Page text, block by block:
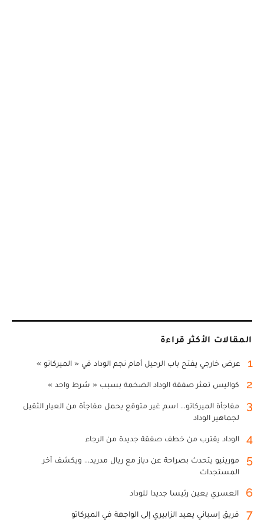
المقالات الأكثر قراءة
1 عرض خارجي يفتح باب الرحيل أمام نجم الوداد في « الميركاتو »
2 كواليس تعثر صفقة الوداد الضخمة بسبب « شرط واحد »
3
مفاجأة الميركاتو... اسم غير متوقع يحمل مفاجأة من العيار الثقيل
لجماهير الوداد
4 الوداد يقترب من خطف صفقة جديدة من الرجاء
5
مورينيو يتحدث بصراحة عن دياز مع ريال مدريد... ويكشف آخر
المستجدات
6 العسري يعين رئيسا جديدا للوداد
7 فريق إسباني يعيد الزابيري إلى الواجهة في الميركاتو